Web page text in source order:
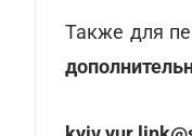
Также для